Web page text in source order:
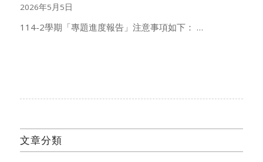
2026年5月5日
114-2學期「專題進度報告」注意事項如下： …
文章分類